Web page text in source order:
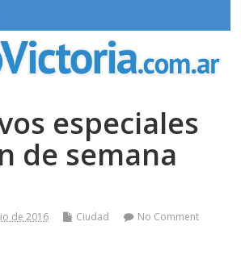
especiales
de semana
de 2016 Ciudad No Comment